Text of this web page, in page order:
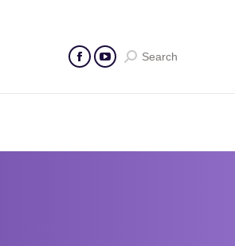
Search